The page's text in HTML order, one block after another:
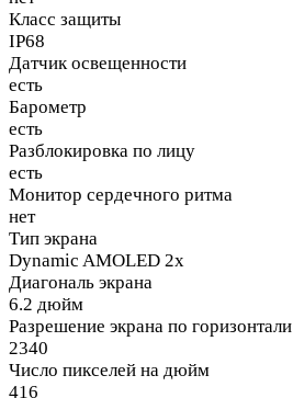
Класс защиты
IP68
Датчик освещенности
есть
Барометр
есть
Разблокировка по лицу
есть
Монитор сердечного ритма
нет
Тип экрана
Dynamic AMOLED 2x
Диагональ экрана
6.2 дюйм
Разрешение экрана по горизонтали
2340
Число пикселей на дюйм
416